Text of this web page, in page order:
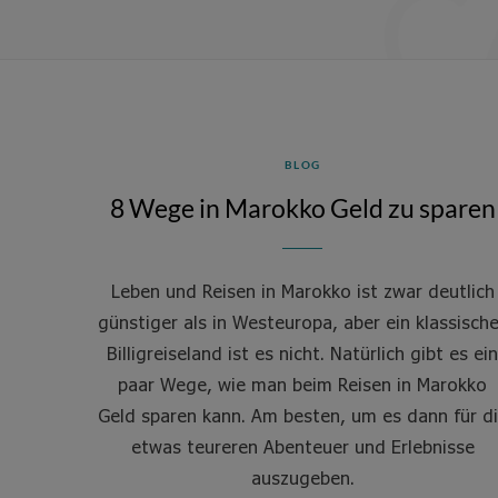
BLOG
8 Wege in Marokko Geld zu sparen
Leben und Reisen in Marokko ist zwar deutlich
günstiger als in Westeuropa, aber ein
Billigreiseland ist es nicht. Natürlich gibt es ein
paar Wege, wie man beim Reisen in Marokko
Geld sparen kann. Am besten, um es dann für
etwas teureren Abenteuer und Erlebnisse
auszugeben.